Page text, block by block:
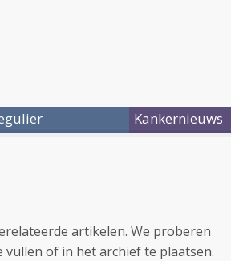
Kankernieuws
artikelen. We proberen
of in het archief te plaatsen.